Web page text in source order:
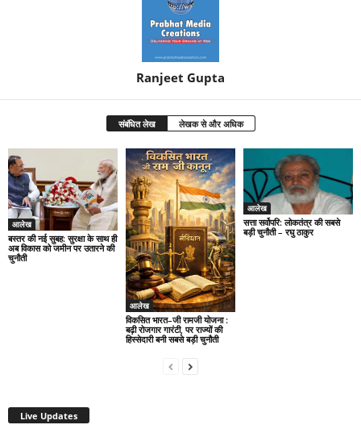
Ranjeet Gupta
संबंधित लेख लेखक से और अधिक
आलेख
बस्तर की नई सुबह: सुरक्षा के साथ ही
अब विकास को जमीन पर उतारने की
चुनौती
आलेख
विकसित भारत–जी रामजी योजना :
बढ़ी रोजगार गारंटी, पर राज्यों की
हिस्सेदारी बनी सबसे बड़ी चुनौती
आलेख
सत्ता सर्वोपरि: लोकतंत्र की सबसे
बड़ी चुनौती – रघु ठाकुर
Live Updates